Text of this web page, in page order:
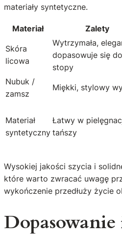
materiały syntetyczne.
Materiał Zalety
Skóra
licowa
Wytrzymała,
dopasowuje się do
stopy
Nubuk /
zamsz
Miękki, stylowy
Materiał
syntetyczny
Łatwy w
tańszy
Wysokiej jakości szycia i
które warto zwracać uwagę
wykończenie przedłuży życie